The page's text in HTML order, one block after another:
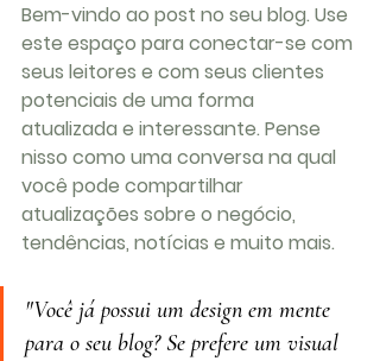
Bem-vindo ao post no seu blog. Use
este espaço para conectar-se com
seus leitores e com seus clientes
potenciais de uma forma
atualizada e interessante. Pense
nisso como uma conversa na qual
você pode compartilhar
atualizações sobre o negócio,
tendências, notícias e muito mais.
"Você já possui um design em mente
para o seu blog? Se prefere um visual